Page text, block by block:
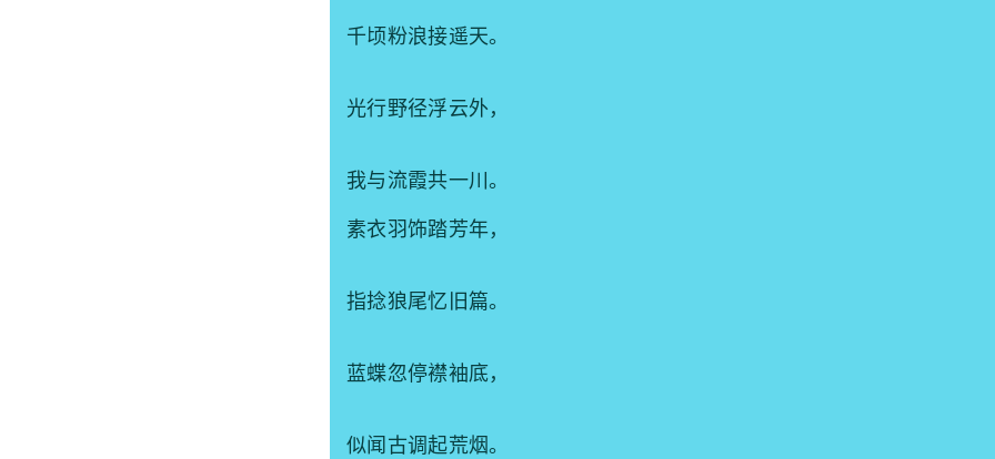
千顷粉浪接遥天。
光行野径浮云外，
我与流霞共一川。
素衣羽饰踏芳年，
指捻狼尾忆旧篇。
蓝蝶忽停襟袖底，
似闻古调起荒烟。